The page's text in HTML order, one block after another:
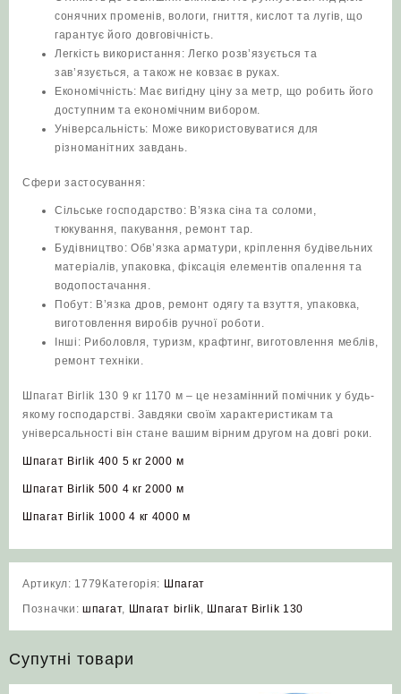
сонячних променів, вологи, гниття, кислот та лугів, що
гарантує його довговічність.
Легкість використання: Легко розв’язується та
зав’язується, а також не ковзає в руках.
Економічність: Має вигідну ціну за метр, що робить його
доступним та економічним вибором.
Універсальність: Може використовуватися для
різноманітних завдань.
Сфери застосування:
Сільське господарство: В’язка сіна та соломи,
тюкування, пакування, ремонт тар.
Будівництво: Обв’язка арматури, кріплення будівельних
матеріалів, упаковка, фіксація елементів опалення та
водопостачання.
Побут: В’язка дров, ремонт одягу та взуття, упаковка,
виготовлення виробів ручної роботи.
Інші: Риболовля, туризм, крафтинг, виготовлення меблів,
ремонт техніки.
Шпагат Birlik 130 9 кг 1170 м – це незамінний помічник у будь-
якому господарстві. Завдяки своїм характеристикам та
універсальності він стане вашим вірним другом на довгі роки.
Шпагат Birlik 400 5 кг 2000 м
Шпагат Birlik 500 4 кг 2000 м
Шпагат Birlik 1000 4 кг 4000 м
Артикул: 1779 Категорія: Шпагат
Позначки: шпагат, Шпагат birlik, Шпагат Birlik 130
Супутні товари